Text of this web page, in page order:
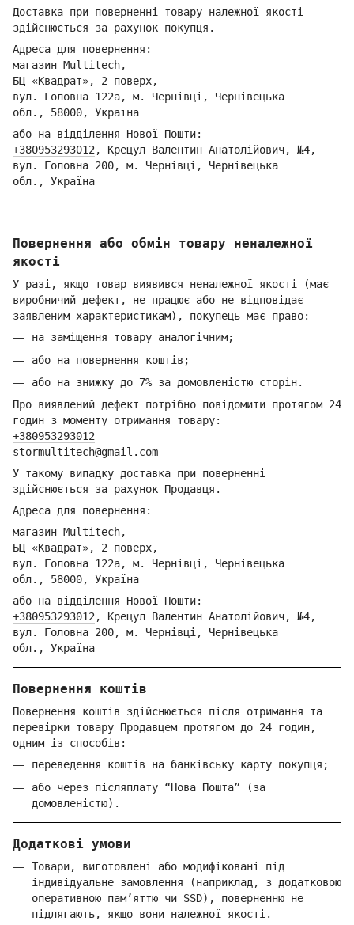
Доставка при поверненні товару належної якості
здійснюється за рахунок покупця.
Адреса для повернення:
магазин Multitech,
БЦ «Квадрат», 2 поверх,
вул. Головна 122а, м. Чернівці, Чернівецька
обл., 58000, Україна
або на відділення Нової Пошти:
+380953293012 , Крецул Валентин Анатолійович, №4,
вул. Головна 200, м. Чернівці, Чернівецька
обл., Україна
Повернення або обмін товару неналежної
якості
У разі, якщо товар виявився неналежної якості (має
виробничий дефект, не працює або не відповідає
заявленим характеристикам), покупець має право:
на заміщення товару аналогічним;
або на повернення коштів;
або на знижку до 7% за домовленістю сторін.
Про виявлений дефект потрібно повідомити протягом 24
годин з моменту отримання товару:
+380953293012
stormultitech@gmail.com
У такому випадку доставка при поверненні
здійснюється за рахунок Продавця.
Адреса для повернення:
магазин Multitech,
БЦ «Квадрат», 2 поверх,
вул. Головна 122а, м. Чернівці, Чернівецька
обл., 58000, Україна
або на відділення Нової Пошти:
+380953293012, Крецул Валентин Анатолійович, №4,
вул. Головна 200, м. Чернівці, Чернівецька
обл., Україна
Повернення коштів
Повернення коштів здійснюється після отримання та
перевірки товару Продавцем протягом до 24 годин,
одним із способів:
переведення коштів на банківську карту покупця;
або через післяплату “Нова Пошта” (за
домовленістю).
Додаткові умови
Товари, виготовлені або модифіковані під
індивідуальне замовлення (наприклад, з додатковою
оперативною пам’яттю чи SSD), поверненню не
підлягають, якщо вони належної якості.